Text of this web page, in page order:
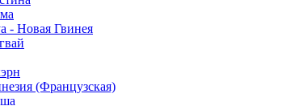
- Новая Гвинея
(Французская)